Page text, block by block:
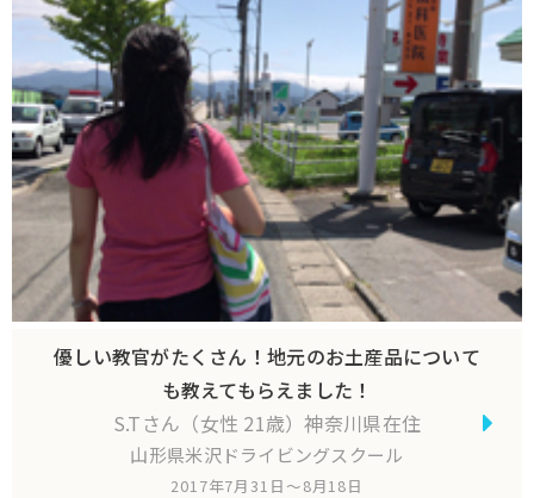
優しい教官がたくさん！地元のお土産品について
も教えてもらえました！
S.Tさん（女性 21歳）神奈川県在住
山形県米沢ドライビングスクール
2017年7月31日～8月18日